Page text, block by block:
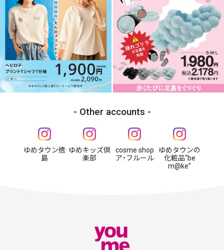
Other accounts
ゆめタウン徳
島
ゆめキッズ倶
楽部
cosme shop
ア・フルール
ゆめタウンの
化粧品“be
m@ke”